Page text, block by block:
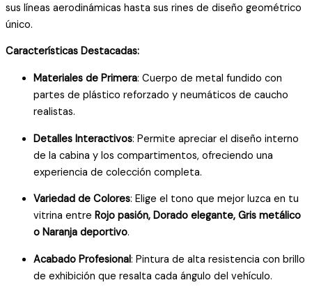
sus líneas aerodinámicas hasta sus rines de diseño geométrico
único.
Características Destacadas:
Materiales de Primera: Cuerpo de metal fundido con
partes de plástico reforzado y neumáticos de caucho
realistas.
Detalles Interactivos: Permite apreciar el diseño interno
de la cabina y los compartimentos, ofreciendo una
experiencia de colección completa.
Variedad de Colores: Elige el tono que mejor luzca en tu
vitrina entre Rojo pasión, Dorado elegante, Gris metálico
o Naranja deportivo.
Acabado Profesional: Pintura de alta resistencia con brillo
de exhibición que resalta cada ángulo del vehículo.